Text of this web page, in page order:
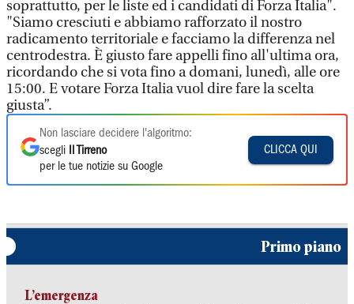
soprattutto, per le liste ed i candidati di Forza Italia".
"Siamo cresciuti e abbiamo rafforzato il nostro
radicamento territoriale e facciamo la differenza nel
centrodestra. È giusto fare appelli fino all'ultima ora,
ricordando che si vota fino a domani, lunedì, alle ore
15:00. E votare Forza Italia vuol dire fare la scelta
giusta”.
Non lasciare decidere l'algoritmo:
scegli
Il Tirreno
per le tue notizie su Google
CLICCA QUI
Primo piano
L’emergenza